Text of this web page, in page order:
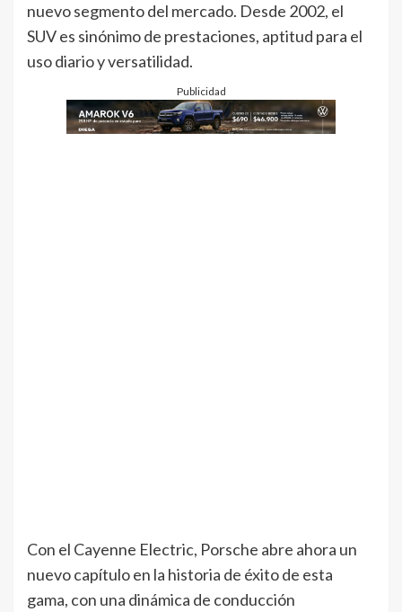
nuevo segmento del mercado. Desde 2002, el
SUV es sinónimo de prestaciones, aptitud para el
uso diario y versatilidad.
Publicidad
Con el Cayenne Electric, Porsche abre ahora un
nuevo capítulo en la historia de éxito de esta
gama, con una dinámica de conducción